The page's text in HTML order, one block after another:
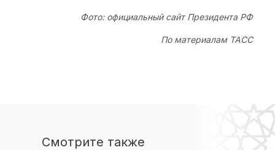
Фото: официальный сайт Президента РФ
По материалам ТАСС
Смотрите также